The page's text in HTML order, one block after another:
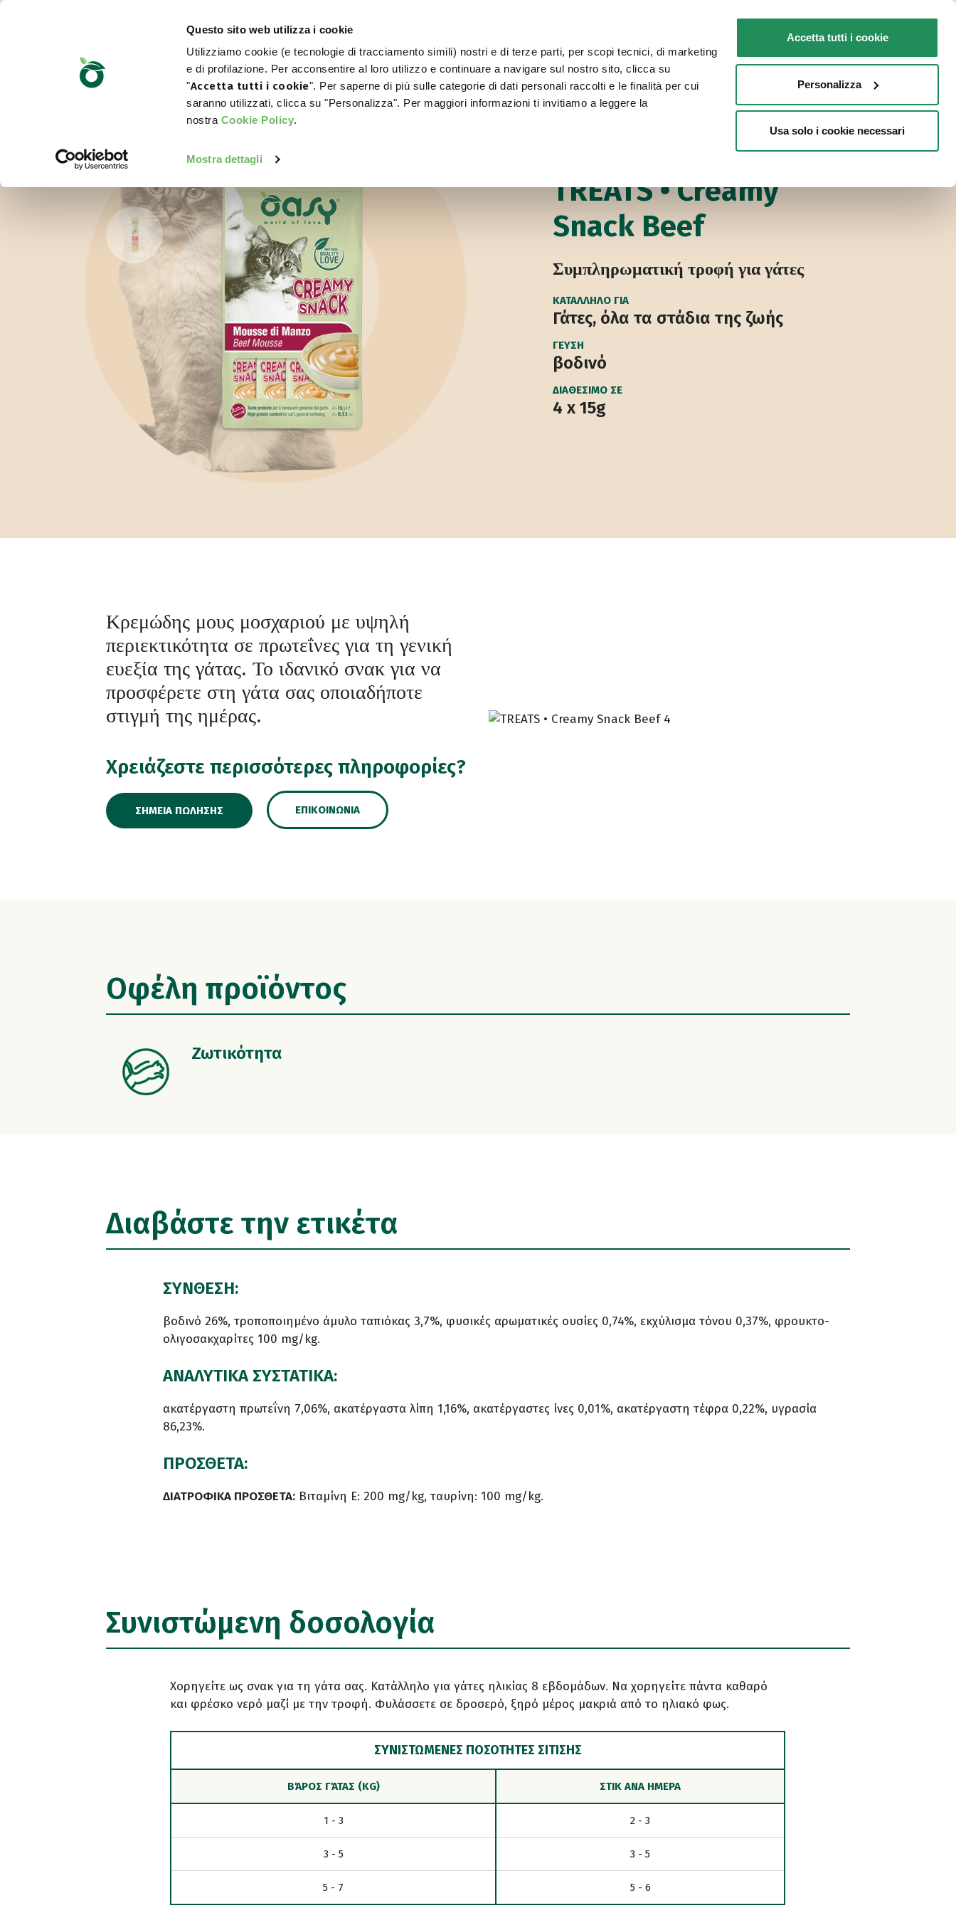
Questo sito web utilizza i cookie
Utilizziamo cookie (e tecnologie di tracciamento simili) nostri e di terze parti, per scopi tecnici, di marketing
e di profilazione. Per acconsentire al loro utilizzo e continuare a navigare sul nostro sito, clicca su
"Accetta tutti i cookie". Per saperne di più sulle categorie di dati personali raccolti e le finalità per cui
saranno utilizzati, clicca su "Personalizza". Per maggiori informazioni ti invitiamo a leggere la
nostra Cookie Policy.
Mostra dettagli
Accetta tutti i cookie
Personalizza
Usa solo i cookie necessari
Επικοινωνία
WORLD OF LOVE ΓΙΑ ΤΟΝ ΣΚΎΛΟ ΣΑΣ ΓΙΑ ΤΗ ΓΆΤΑ ΣΑΣ ΣΗΜΕΙΑ ΠΩΛΗΣΗΣ
TREATS • Creamy
Snack Beef
Συμπληρωματική τροφή για γάτες
ΚΑΤΆΛΛΗΛΟ ΓΙΑ
Γάτες, όλα τα στάδια της ζωής
ΓΕΎΣΗ
βοδινό
ΔΙΑΘΈΣΙΜΟ ΣΕ
4 x 15g
Κρεμώδης μους μοσχαριού με υψηλή
περιεκτικότητα σε πρωτεΐνες για τη γενική
ευεξία της γάτας. Το ιδανικό σνακ για να
προσφέρετε στη γάτα σας οποιαδήποτε
στιγμή της ημέρας.
Χρειάζεστε περισσότερες πληροφορίες?
ΣΗΜΕΊΑ ΠΏΛΗΣΗΣ ΕΠΙΚΟΙΝΩΝΊΑ
Οφέλη προϊόντος
Ζωτικότητα
Διαβάστε την ετικέτα
ΣΥΝΘΕΣΗ:
βοδινό 26%, τροποποιημένο άμυλο ταπιόκας 3,7%, φυσικές αρωματικές ουσίες 0,74%, εκχύλισμα τόνου 0,37%, φρουκτο-
ολιγοσακχαρίτες 100 mg/kg.
ΑΝΑΛΥΤΙΚΑ ΣΥΣΤΑΤΙΚΑ:
ακατέργαστη πρωτεΐνη 7,06%, ακατέργαστα λίπη 1,16%, ακατέργαστες ίνες 0,01%, ακατέργαστη τέφρα 0,22%, υγρασία
86,23%.
ΠΡΟΣΘΕΤΑ:
ΔΙΑΤΡΟΦΙΚΑ ΠΡΟΣΘΕΤΑ: Βιταμίνη E: 200 mg/kg, ταυρίνη: 100 mg/kg.
Συνιστώμενη δοσολογία
Χορηγείτε ως σνακ για τη γάτα σας. Κατάλληλο για γάτες ηλικίας 8 εβδομάδων. Να χορηγείτε πάντα καθαρό
και φρέσκο νερό μαζί με την τροφή. Φυλάσσετε σε δροσερό, ξηρό μέρος μακριά από το ηλιακό φως.
ΣΥΝΙΣΤΏΜΕΝΕΣ ΠΟΣΌΤΗΤΕΣ ΣΊΤΙΣΗΣ
ΒΆΡΟΣ ΓΆΤΑΣ (KG) ΣΤΙΚ ΑΝΑ ΗΜΕΡΑ
1 - 3 2 - 3
3 - 5 3 - 5
5 - 7 5 - 6